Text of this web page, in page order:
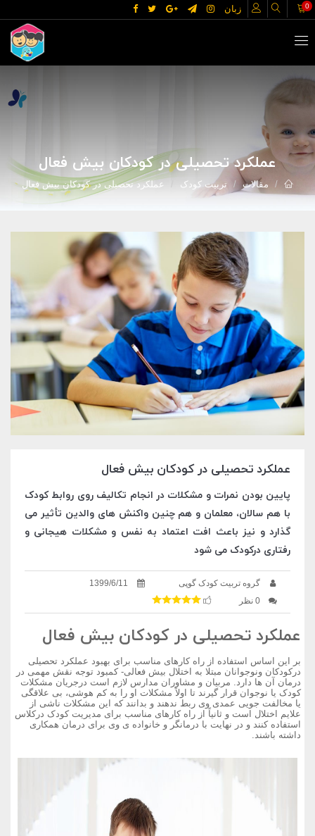
زبان 0
عملکرد تحصیلی در کودکان بیش فعال
مقالات تربیت کودک عملکرد تحصیلی در کودکان بیش فعال
عملکرد تحصیلی در کودکان بیش فعال
پایین بودن نمرات و مشکلات در انجام تکالیف روی روابط کودک
با هم سالان، معلمان و هم چنین واکنش های والدین تأثیر می
گذارد و نیز باعث افت اعتماد به نفس و مشکلات هیجانی و
رفتاری درکودک می شود
گروه تربیت کودک گوپی
1399/6/11
0 نظر
عملکرد تحصیلی در کودکان بیش فعال
بر این اساس استفاده از راه کارهای مناسب برای بهبود عملکرد تحصیلی
درکودکان ونوجوانان مبتلا به اختلال بیش فعالی- کمبود توجه نقش مهمی در
درمان آن ها دارد. مربیان و مشاوران مدارس لازم است درجریان مشکلات
کودک یا نوجوان قرار گیرند تا اولاً مشکلات او را به کم هوشی، بی علاقگی
یا مخالفت جویی عمدی وی ربط ندهند و بدانند که این مشکلات ناشی از
علایم اختلال است و ثانیاً از راه کارهای مناسب برای مدیریت کودک درکلاس
استفاده کنند و در نهایت با درمانگر و خانواده ی وی برای درمان همکاری
داشته باشند.